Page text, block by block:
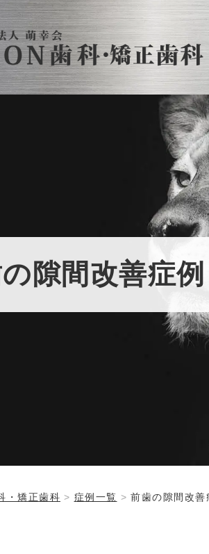
隙間改善症例
・矯正歯科 症例一覧 前歯の隙間改善